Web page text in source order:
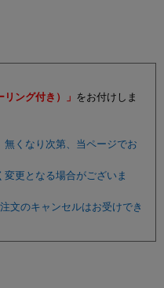
リング付き）」 をお付けしま
くなり次第、当ページでお
更となる場合がございま
文のキャンセルはお受けでき